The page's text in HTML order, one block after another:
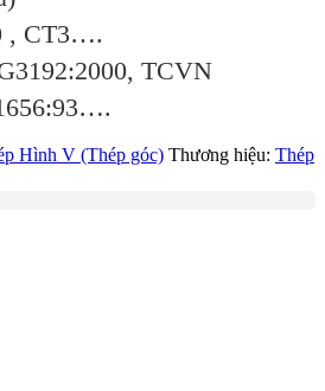
, CT3….
TCVN
Hình V (Thép góc) Thương hiệu: Thép